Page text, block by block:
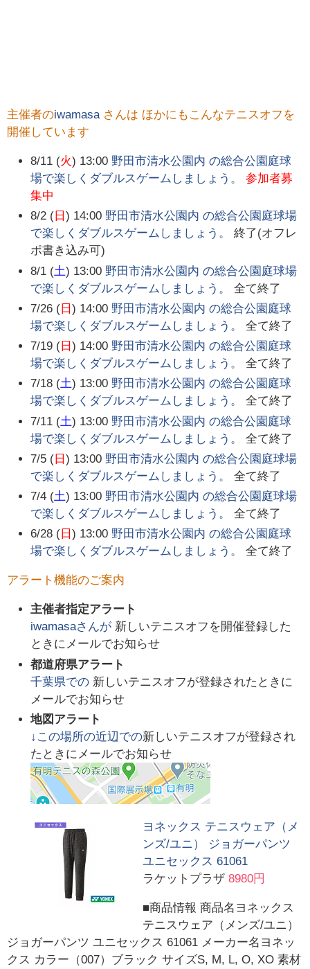
主催者のiwamasa さんは ほかにもこんなテニスオフを
開催しています
8/11 (火) 13:00 野田市清水公園内 の総合公園庭球
場で楽しくダブルスゲームしましょう。
参加者募
集中
8/2 ( 日) 14:00 野田市清水公園内 の総合公園庭球場
で楽しくダブルスゲームしましょう。
終了(オフレ
ポ書き込み可)
8/1 (土) 13:00 野田市清水公園内 の総合公園庭球場
で楽しくダブルスゲームしましょう。
全て終了
7/26 ( 日) 14:00 野田市清水公園内 の総合公園庭球
場で楽しくダブルスゲームしましょう。
全て終了
7/19 ( 日) 14:00 野田市清水公園内 の総合公園庭球
場で楽しくダブルスゲームしましょう。
全て終了
7/18 (土) 13:00 野田市清水公園内 の総合公園庭球
場で楽しくダブルスゲームしましょう。
全て終了
7/11 (土) 13:00 野田市清水公園内 の総合公園庭球
場で楽しくダブルスゲームしましょう。
全て終了
7/5 ( 日) 13:00 野田市清水公園内 の総合公園庭球場
で楽しくダブルスゲームしましょう。
全て終了
7/4 (土) 13:00 野田市清水公園内 の総合公園庭球場
で楽しくダブルスゲームしましょう。
全て終了
6/28 ( 日) 13:00 野田市清水公園内 の総合公園庭球
場で楽しくダブルスゲームしましょう。
全て終了
アラート機能のご案内
主催者指定アラート
iwamasaさんが 新しいテニスオフを開催登録した
ときにメールでお知らせ
都道府県アラート
千葉県での 新しいテニスオフが登録されたときに
メールでお知らせ
地図アラート
↓この場所の近辺での新しいテニスオフが登録され
たときにメールでお知らせ
ヨネックス テニスウェア（メ
ンズ/ユニ） ジョガーパンツ
ユニセックス 61061
ラケットプラザ 8980円
■商品情報 商品名ヨネックス
テニスウェア（メンズ/ユニ）
ジョガーパンツ ユニセックス 61061 メーカー名ヨネッ
クス カラー（007）ブラック サイズS, M, L, O, XO 素材